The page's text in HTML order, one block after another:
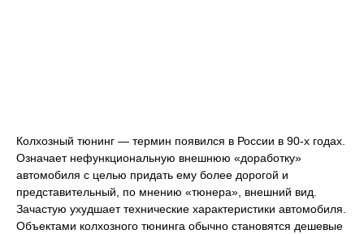
Колхозный тюнинг — термин появился в России в 90-х годах.
Означает нефункциональную внешнюю «доработку»
автомобиля с целью придать ему более дорогой и
представительный, по мнению «тюнера», внешний вид.
Зачастую ухудшает технические характеристики автомобиля.
Объектами колхозного тюнинга обычно становятся дешевые